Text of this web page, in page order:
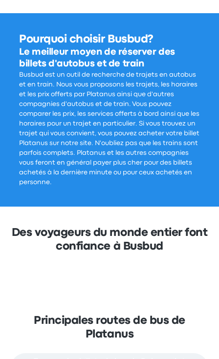
Pourquoi choisir Busbud?
Le meilleur moyen de réserver des
billets d'autobus et de train
Busbud est un outil de recherche de trajets en autobus
et en train. Nous vous proposons les trajets, les horaires
et les prix offerts par Platanus ainsi que d'autres
compagnies d'autobus et de train. Vous pouvez
comparer les prix, les services offerts à bord ainsi que les
horaires pour un trajet en particulier. Si vous trouvez un
trajet qui vous convient, vous pouvez acheter votre billet
Platanus sur notre site. N'oubliez pas que les trains sont
parfois complets. Platanus et les autres compagnies
vous feront en général payer plus cher pour des billets
achetés à la dernière minute ou pour ceux achetés en
personne.
Des voyageurs du monde entier font
confiance à Busbud
Principales routes de bus de
Platanus